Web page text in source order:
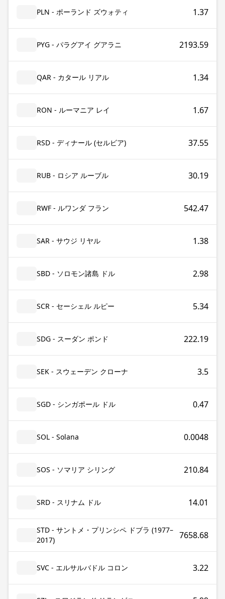
PLN - ポーランド ズウォティ 1.37
PYG - パラグアイ グアラニ 2193.59
QAR - カタール リアル 1.34
RON - ルーマニア レイ 1.67
RSD - ディナール (セルビア) 37.55
RUB - ロシア ルーブル 30.19
RWF - ルワンダ フラン 542.47
SAR - サウジ リヤル 1.38
SBD - ソロモン諸島 ドル 2.98
SCR - セーシェル ルピー 5.34
SDG - スーダン ポンド 222.19
SEK - スウェーデン クローナ 3.5
SGD - シンガポール ドル 0.47
SOL - Solana 0.0048
SOS - ソマリア シリング 210.84
SRD - スリナム ドル 14.01
STD - サントメ・プリンシペ ドブラ (1977–
2017)
7658.68
SVC - エルサルバドル コロン 3.22